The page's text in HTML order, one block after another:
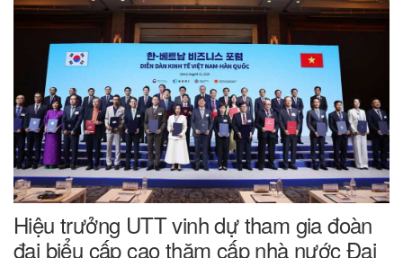
Hiệu trưởng UTT vinh dự tham gia đoàn
đại biểu cấp cao thăm cấp nhà nước Đại